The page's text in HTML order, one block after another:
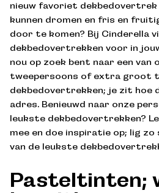
nieuw favoriet dekbedovertrek
kunnen dromen en fris en
door te komen? Bij Cinderella
dekbedovertrekken voor in
nou op zoek bent naar een van
tweepersoons of extra groot
dekbedovertrekken; je zit hoe
adres. Benieuwd naar onze
leukste dekbedovertrekken?
mee en doe inspiratie op; lig zo
van de leukste
Pasteltinten;